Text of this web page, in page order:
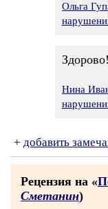
Ольга
Здорово!
Нина
+ добавить
Рецензия на «
Сметанин)